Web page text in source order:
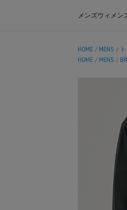
メンズウィメン
HOME / MENS /
HOME / MENS /